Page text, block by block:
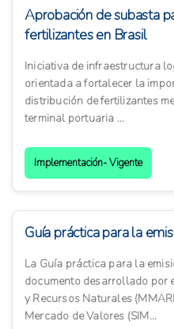
Aprobación de subasta
fertilizantes en Brasil
Iniciativa de infraestructura
orientada a fortalecer la
distribución de fertilizantes
terminal portuaria ...
Implementación- Vigente
Guía práctica para la
La Guía práctica para la
documento desarrollado por
y Recursos Naturales
Mercado de Valores (SIM...